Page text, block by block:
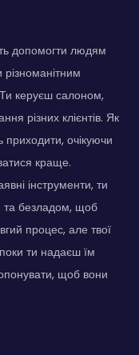
допомогти людям
керуєш салоном,
різних клієнтів. Як
приходити, очікуючи
краще.
інструменти, ти
та безладом, щоб
процес, але твої
поки ти надаєш їм
щоб вони